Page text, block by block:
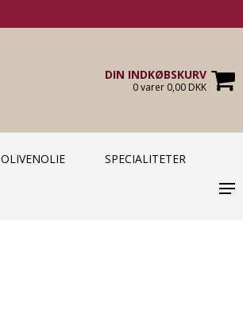
DIN INDKØBSKURV
0 varer 0,00 DKK
OLIVENOLIE SPECIALITETER